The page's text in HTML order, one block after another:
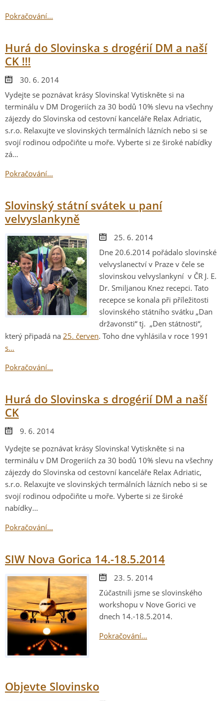
Pokračování...
Hurá do Slovinska s drogérií DM a naší
CK !!!
30. 6. 2014
Vydejte se poznávat krásy Slovinska! Vytiskněte si na
terminálu v DM Drogeriích za 30 bodů 10% slevu na všechny
zájezdy do Slovinska od cestovní kanceláře Relax Adriatic,
s.r.o. Relaxujte ve slovinských termálních lázních nebo si se
svojí rodinou odpočiňte u moře. Vyberte si ze široké nabídky
zá…
Pokračování...
Slovinský státní svátek u paní
velvyslankyně
25. 6. 2014
Dne 20.6.2014 pořádalo slovinské
velvyslanectví v Praze v čele se
slovinskou velvyslankyní v ČR J. E.
Dr. Smiljanou Knez recepci. Tato
recepce se konala při příležitosti
slovinského státního svátku „Dan
državonsti“ tj. „Den státnosti“,
který připadá na 25. červen. Toho dne vyhlásila v roce 1991
s…
Pokračování...
Hurá do Slovinska s drogérií DM a naší
CK
9. 6. 2014
Vydejte se poznávat krásy Slovinska! Vytiskněte si na
terminálu v DM Drogeriích za 30 bodů 10% slevu na všechny
zájezdy do Slovinska od cestovní kanceláře Relax Adriatic,
s.r.o. Relaxujte ve slovinských termálních lázních nebo si se
svojí rodinou odpočiňte u moře. Vyberte si ze široké
nabídky…
Pokračování...
SIW Nova Gorica 14.-18.5.2014
23. 5. 2014
Zúčastnili jsme se slovinského
workshopu v Nove Gorici ve
dnech 14.-18.5.2014.
Pokračování...
Objevte Slovinsko